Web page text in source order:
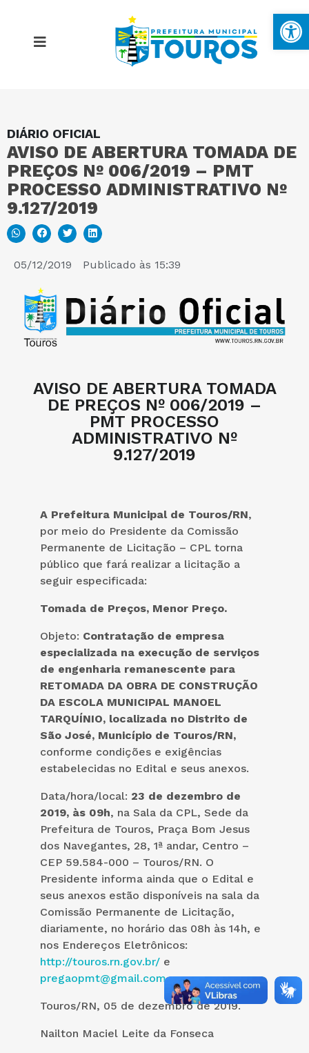
DIÁRIO OFICIAL
AVISO DE ABERTURA TOMADA DE
PREÇOS Nº 006/2019 – PMT
PROCESSO ADMINISTRATIVO Nº
9.127/2019
05/12/2019 Publicado às 15:39
AVISO DE ABERTURA TOMADA
DE PREÇOS Nº 006/2019 –
PMT PROCESSO
ADMINISTRATIVO Nº
9.127/2019
A Prefeitura Municipal de Touros/RN,
por meio do Presidente da Comissão
Permanente de Licitação – CPL torna
público que fará realizar a licitação a
seguir especificada:
Tomada de Preços, Menor Preço.
Objeto: Contratação de empresa
especializada na execução de serviços
de engenharia remanescente para
RETOMADA DA OBRA DE CONSTRUÇÃO
DA ESCOLA MUNICIPAL MANOEL
TARQUÍNIO, localizada no Distrito de
São José, Município de Touros/RN,
conforme condições e exigências
estabelecidas no Edital e seus anexos.
Data/hora/local: 23 de dezembro de
2019, às 09h, na Sala da CPL, Sede da
Prefeitura de Touros, Praça Bom Jesus
dos Navegantes, 28, 1ª andar, Centro –
CEP 59.584-000 – Touros/RN. O
Presidente informa ainda que o Edital e
seus anexos estão disponíveis na sala da
Comissão Permanente de Licitação,
diariamente, no horário das 08h às 14h, e
nos Endereços Eletrônicos:
http://touros.rn.gov.br/ e
pregaopmt@gmail.com.
Touros/RN, 05 de dezembro de 2019.
Nailton Maciel Leite da Fonseca
MAPA DO SITE
PORTAL DA TRANSPARÊNCIA
E-SIC
PERGUNTAS FREQUENTES